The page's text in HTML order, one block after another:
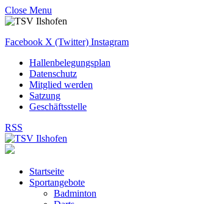
Close Menu
Facebook X (Twitter) Instagram
Hallenbelegungsplan
Datenschutz
Mitglied werden
Satzung
Geschäftsstelle
RSS
Startseite
Sportangebote
Badminton